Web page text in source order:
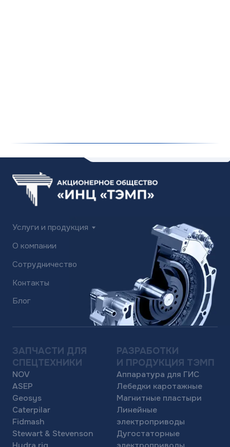
КОМПЛЕКСНЫЕ
ПОСТАВКИ
И РЕМОНТ
Электронные
компоненты
Сервисное
обслуживание и ремонт
Изготовление
металлоизделий
ПРОМЫШЛЕННАЯ
АППАРАТУРА
Rexroth
Parker
Sauer Danfoss
Siemens
Mission
Hydac
Atos
Показать все
еще 8+ направлений
И ПРОДУКЦИЯ ТЭМП
Линейные
электроприводы
Показать все
еще 8+ направлений
СПЕЦТЕХНИКИ
Geosys
Caterpilar
Fidmash
Stewart & Stevenson
Haihua